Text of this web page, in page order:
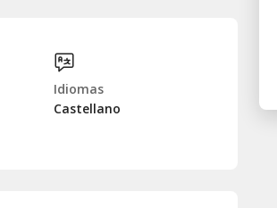
Idiomas
Castellano